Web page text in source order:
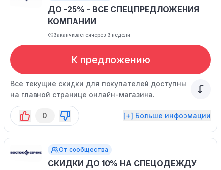
ДО -25% - ВСЕ СПЕЦПРЕДЛОЖЕНИЯ
КОМПАНИИ
Заканчиваетсячерез 3 недели
К предложению
Все текущие скидки для покупателей доступны
на главной странице онлайн-магазина.
0 [+] Больше информации
От сообщества
СКИДКИ ДО 10% НА СПЕЦОДЕЖДУ